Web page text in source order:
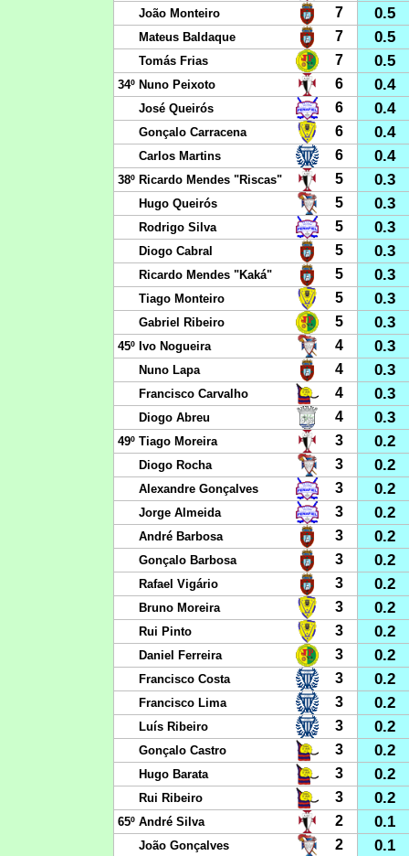
João Monteiro 7 0.5
Mateus Baldaque 7 0.5
Tomás Frias 7 0.5
34º Nuno Peixoto 6 0.4
José Queirós 6 0.4
Gonçalo Carracena 6 0.4
Carlos Martins 6 0.4
38º Ricardo Mendes "Riscas" 5 0.3
Hugo Queirós 5 0.3
Rodrigo Silva 5 0.3
Diogo Cabral 5 0.3
Ricardo Mendes "Kaká" 5 0.3
Tiago Monteiro 5 0.3
Gabriel Ribeiro 5 0.3
45º Ivo Nogueira 4 0.3
Nuno Lapa 4 0.3
Francisco Carvalho 4 0.3
Diogo Abreu 4 0.3
49º Tiago Moreira 3 0.2
Diogo Rocha 3 0.2
Alexandre Gonçalves 3 0.2
Jorge Almeida 3 0.2
André Barbosa 3 0.2
Gonçalo Barbosa 3 0.2
Rafael Vigário 3 0.2
Bruno Moreira 3 0.2
Rui Pinto 3 0.2
Daniel Ferreira 3 0.2
Francisco Costa 3 0.2
Francisco Lima 3 0.2
Luís Ribeiro 3 0.2
Gonçalo Castro 3 0.2
Hugo Barata 3 0.2
Rui Ribeiro 3 0.2
65º André Silva 2 0.1
João Gonçalves 2 0.1